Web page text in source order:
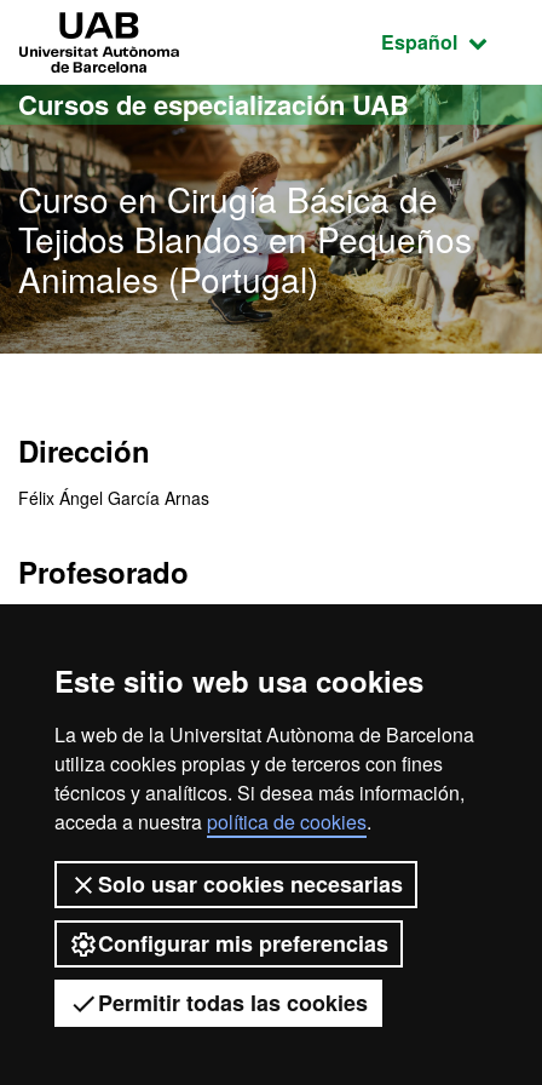
Este sitio web usa cookies
La web de la Universitat Autònoma de Barcelona
utiliza cookies propias y de terceros con fines
técnicos y analíticos. Si desea más información,
acceda a nuestrapolítica de cookies.
Solo usar cookies necesarias
Configurar mis preferencias
Permitir todas las cookies
Acceso al contenido principal
Acceso a la navegación de la página
Idioma
Español
Cursos de especialización UAB
Curso en Cirugía Básica de
Tejidos Blandos en Pequeños
Animales (Portugal)
Tienes dudas?
Dirección
Félix Ángel García Arnas
Profesorado
Centros responsables
Departamento de Medicina y Cirugía Animal
Sobre el web
Accesibilidad web
2026 Universitat Autònoma de
Barcelona